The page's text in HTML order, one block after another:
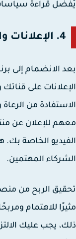
قراءة سياسات
الانضمام إلى
على قناتك
من الرعاة
للإعلان عن
الخاصة بك.
المهتمين.
للاهتمام ومربحًا
يجب عليك